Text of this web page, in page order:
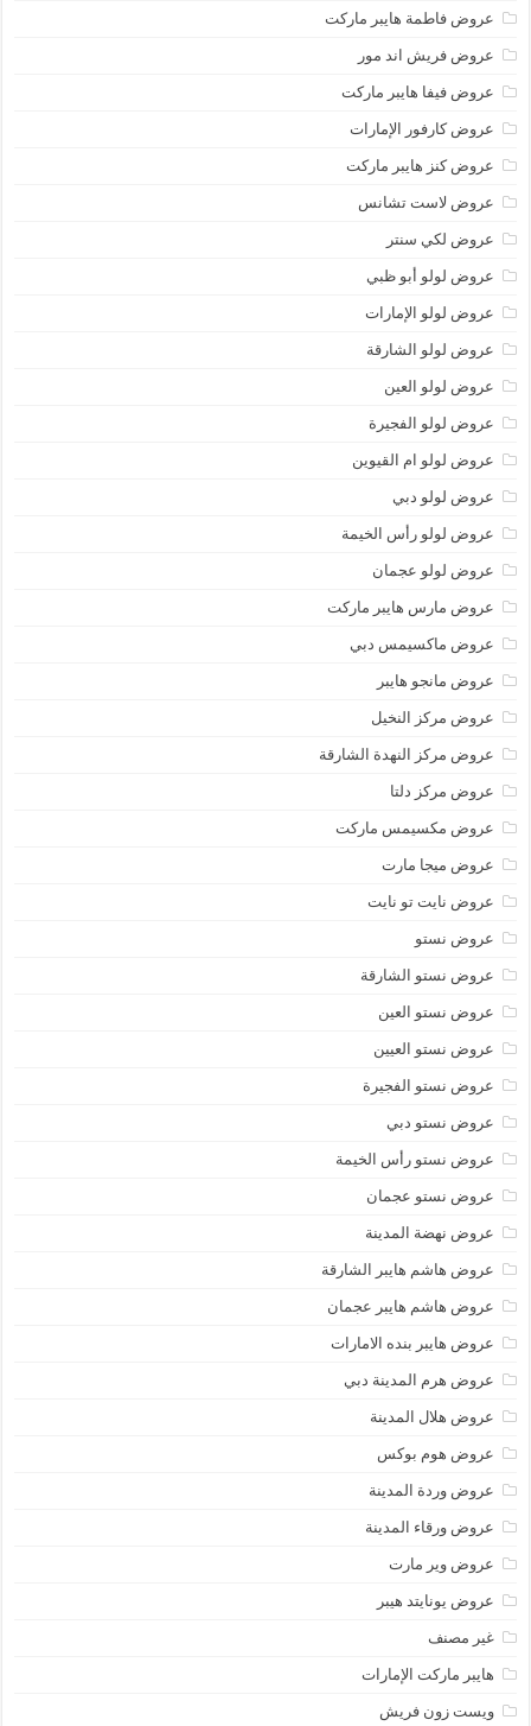
عروض فاطمة هايبر ماركت
عروض فريش اند مور
عروض فيفا هايبر ماركت
عروض كارفور الإمارات
عروض كنز هايبر ماركت
عروض لاست تشانس
عروض لكي سنتر
عروض لولو أبو ظبي
عروض لولو الإمارات
عروض لولو الشارقة
عروض لولو العين
عروض لولو الفجيرة
عروض لولو ام القيوين
عروض لولو دبي
عروض لولو رأس الخيمة
عروض لولو عجمان
عروض مارس هايبر ماركت
عروض ماكسيمس دبي
عروض مانجو هايبر
عروض مركز النخيل
عروض مركز النهدة الشارقة
عروض مركز دلتا
عروض مكسيمس ماركت
عروض ميجا مارت
عروض نايت تو نايت
عروض نستو
عروض نستو الشارقة
عروض نستو العين
عروض نستو العيين
عروض نستو الفجيرة
عروض نستو دبي
عروض نستو رأس الخيمة
عروض نستو عجمان
عروض نهضة المدينة
عروض هاشم هايبر الشارقة
عروض هاشم هايبر عجمان
عروض هايبر بنده الامارات
عروض هرم المدينة دبي
عروض هلال المدينة
عروض هوم بوكس
عروض وردة المدينة
عروض ورقاء المدينة
عروض وير مارت
عروض يونايتد هيبر
غير مصنف
هايبر ماركت الإمارات
ويست زون فريش